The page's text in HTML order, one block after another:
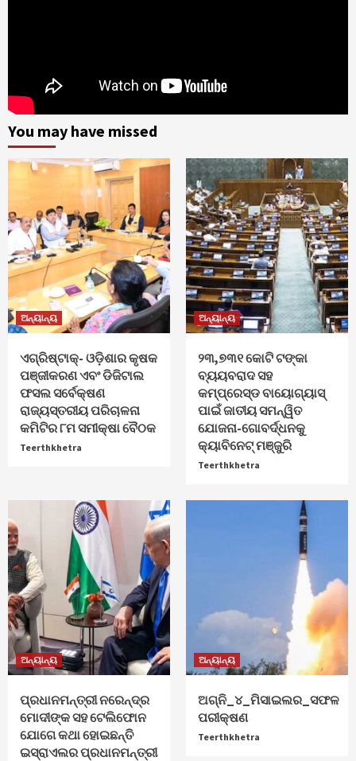
You may have missed
ଅନ୍ୟାନ୍ୟ
ଏଗ୍ରିଷ୍ଟାକ୍‌- ଓଡ଼ିଶାର କୃଷକ
ପଞ୍ଜୀକରଣ ଏବଂ ଡିଜିଟାଲ
ଫସଲ ସର୍ବେକ୍ଷଣ
ରାଜ୍ୟସ୍ତରୀୟ ପରିଚାଳନା
କମିଟିର ୮ମ ସମୀକ୍ଷା ବୈଠକ
Teerthkhetra
ଅନ୍ୟାନ୍ୟ
୨୩,୭୩୧ କୋଟି ଟଙ୍କା
ବ୍ୟୟବରାଦ ସହ
କମ୍ପ୍ରେସ୍ଡ ବାୟୋଗ୍ୟାସ୍
ପାଇଁ ଜାତୀୟ ସମନ୍ୱିତ
ଯୋଜନା-ଗୋବର୍ଦ୍ଧନକୁ
କ୍ୟାବିନେଟ୍‌ ମଞ୍ଜୁରି
Teerthkhetra
ଅନ୍ୟାନ୍ୟ
ପ୍ରଧାନମନ୍ତ୍ରୀ ନରେନ୍ଦ୍ର
ମୋଦୀଙ୍କ ସହ ଟେଲିଫୋନ
ଯୋଗେ କଥା ହୋଇଛନ୍ତି
ଇସ୍ରାଏଲର ପ୍ରଧାନମନ୍ତ୍ରୀ
ଅନ୍ୟାନ୍ୟ
ଅଗ୍ନି_୪_ମିସାଇଲର_ସଫଳ
ପରୀକ୍ଷଣ
Teerthkhetra